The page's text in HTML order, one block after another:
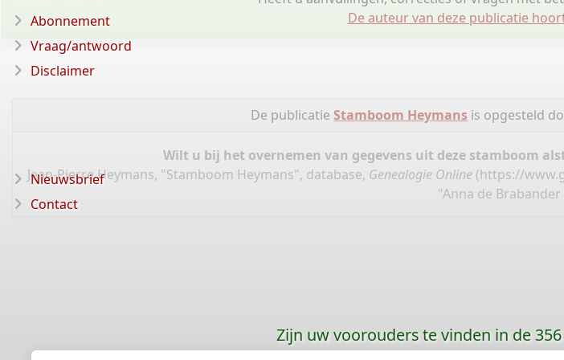
De auteur van deze publicatie
De publicatieStamboom Heymans is opgesteld
Wilt u bij het overnemen van gegevens uit deze stamboom
Jean-Pierre Heymans, "Stamboom Heymans", database, Genealogie Online (https://
"Anna de Brabander
Abonnement
Vraag/antwoord
Disclaimer
Nieuwsbrief
Contact
Zijn uw voorouders te vinden in de